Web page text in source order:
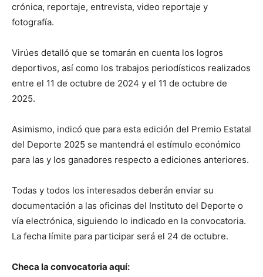
crónica, reportaje, entrevista, video reportaje y
fotografía.
Virúes detalló que se tomarán en cuenta los logros
deportivos, así como los trabajos periodísticos realizados
entre el 11 de octubre de 2024 y el 11 de octubre de
2025.
Asimismo, indicó que para esta edición del Premio Estatal
del Deporte 2025 se mantendrá el estímulo económico
para las y los ganadores respecto a ediciones anteriores.
Todas y todos los interesados deberán enviar su
documentación a las oficinas del Instituto del Deporte o
vía electrónica, siguiendo lo indicado en la convocatoria.
La fecha límite para participar será el 24 de octubre.
Checa la convocatoria aquí: